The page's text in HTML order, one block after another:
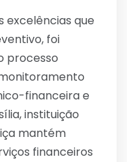
excelências que
foi
processo
financeira e
instituição
mantém
financeiros